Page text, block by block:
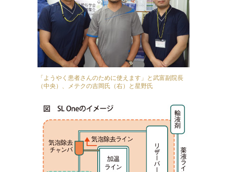
「ようやく患者さんのために使えます」と武富副院長
（中央）、メテクの吉岡氏（右）と星野氏